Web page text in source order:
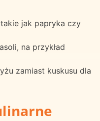
jak papryka czy
na przykład
zamiast kuskusu dla